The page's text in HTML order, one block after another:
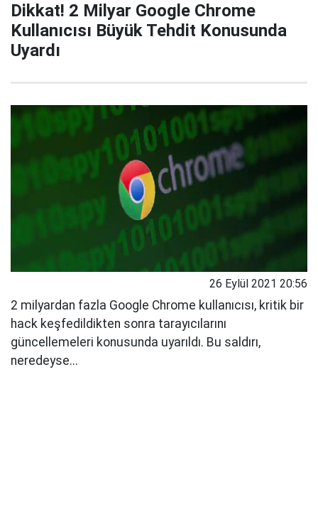
Dikkat! 2 Milyar Google Chrome
Kullanıcısı Büyük Tehdit Konusunda
Uyardı
26 Eylül 2021 20:56
2 milyardan fazla Google Chrome kullanıcısı, kritik bir
hack keşfedildikten sonra tarayıcılarını
güncellemeleri konusunda uyarıldı. Bu saldırı,
neredeyse...